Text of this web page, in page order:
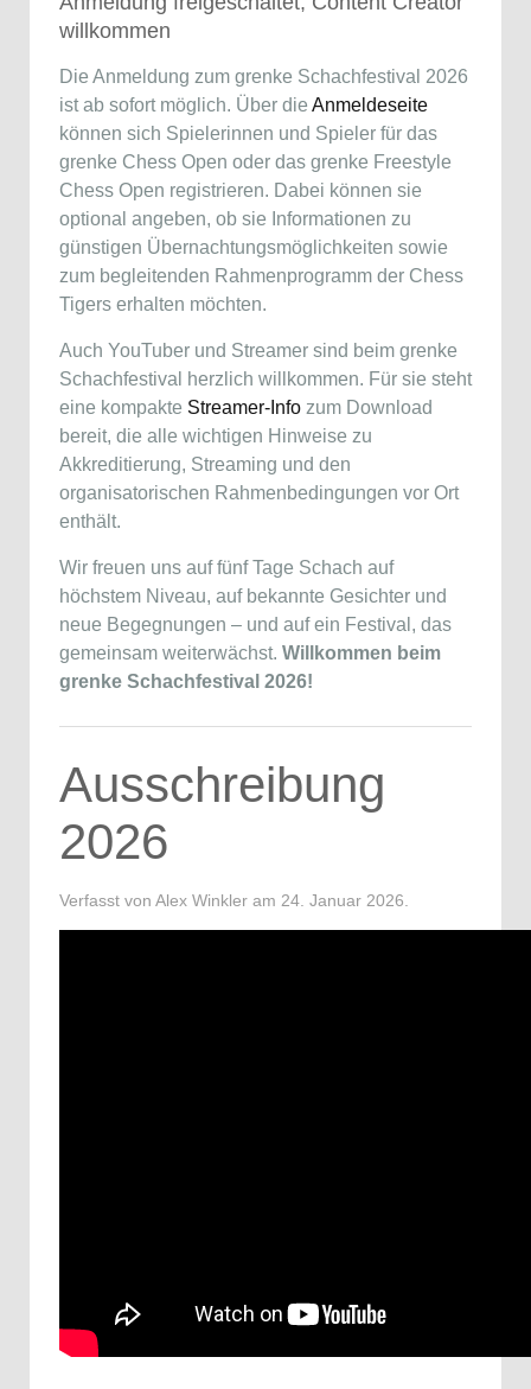
willkommen
Die Anmeldung zum grenke Schachfestival 2026
ist ab sofort möglich. Über die Anmeldeseite
können sich Spielerinnen und Spieler für das
grenke Chess Open oder das grenke Freestyle
Chess Open registrieren. Dabei können sie
optional angeben, ob sie Informationen zu
günstigen Übernachtungsmöglichkeiten sowie
zum begleitenden Rahmenprogramm der Chess
Tigers erhalten möchten.
Auch YouTuber und Streamer sind beim grenke
Schachfestival herzlich willkommen. Für sie steht
eine kompakte Streamer-Info zum Download
bereit, die alle wichtigen Hinweise zu
Akkreditierung, Streaming und den
organisatorischen Rahmenbedingungen vor Ort
enthält.
Wir freuen uns auf fünf Tage Schach auf
höchstem Niveau, auf bekannte Gesichter und
neue Begegnungen – und auf ein Festival, das
gemeinsam weiterwächst. Willkommen beim
grenke Schachfestival 2026!
Ausschreibung
2026
Verfasst von Alex Winkler am 24. Januar 2026